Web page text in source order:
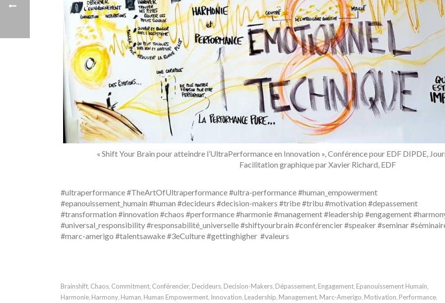
« Shift Your Brain pour atteindre l’UltraPerformance en Innovation », Conférence pour EDF DIPDE,
Facilitation graphique par Xavier Richard, EDF
#ultraperformance #TheArtOfUltraperformance #ultra-performance #human_empowerment
#epanouissement_humain #human #decideurs #decision-makers #tribe #tribu #motivation #depassement
#transformation #innovation #chaos #performance #harmonie #management #leadership #engagement
#universal_responsibility #responsabilité_universelle #shiftyourbrain #conférencier #speaker #seminar
#marc-amerigo #talentsawake #3eCulture #gettinghigher #valeurs
Brainshift Chaos Commitment Conférencier Decideurs Decision-Makers Dépassement Engagement Epanouissement Humain
Harmonie Harmony Human Human Empowerment Innovation Leadership Management Marc-Amerigo Motivation Performance